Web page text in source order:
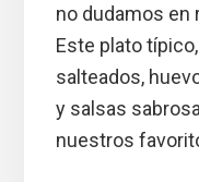
no dudamos en
Este plato
salteados,
y salsas
nuestros